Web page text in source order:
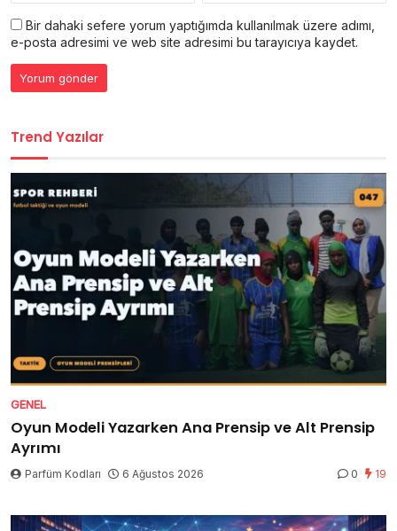
Bir dahaki sefere yorum yaptığımda kullanılmak üzere adımı,
e-posta adresimi ve web site adresimi bu tarayıcıya kaydet.
Trend Yazılar
GENEL
Oyun Modeli Yazarken Ana Prensip ve Alt Prensip
Ayrımı
Parfüm Kodları 6 Ağustos 2026 0 19